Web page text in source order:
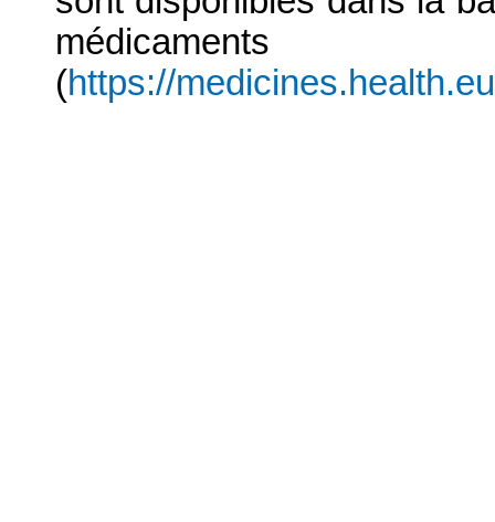
médicaments
(https://